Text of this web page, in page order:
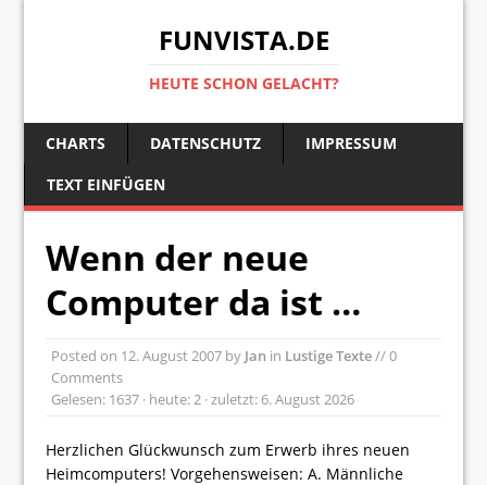
FUNVISTA.DE
HEUTE SCHON GELACHT?
CHARTS DATENSCHUTZ
IMPRESSUM
TEXT EINFÜGEN
Wenn der neue
Computer da ist …
Posted on 12. August 2007 by Jan in Lustige Texte// 0
Comments
Gelesen: 1637 · heute: 2 · zuletzt: 6. August 2026
Herzlichen Glückwunsch zum Erwerb ihres neuen
Heimcomputers! Vorgehensweisen: A. Männliche